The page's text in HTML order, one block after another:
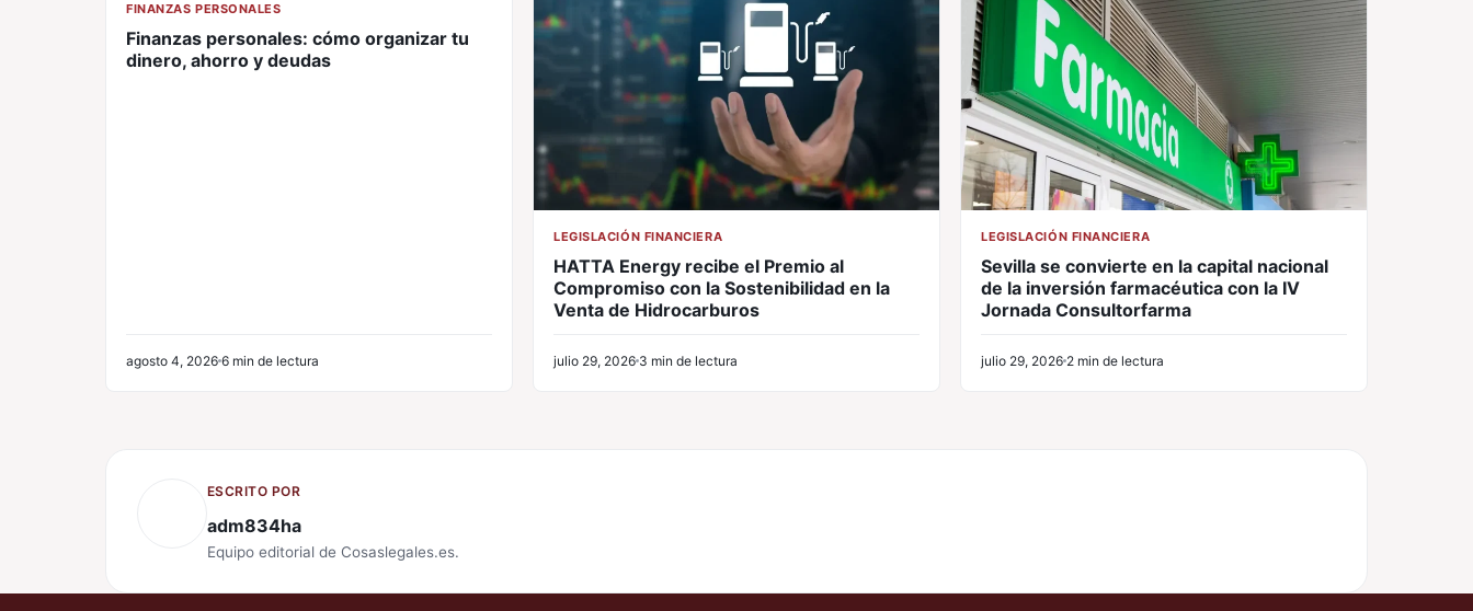
FINANZAS PERSONALES
Finanzas personales: cómo organizar tu
dinero, ahorro y deudas
agosto 4, 2026 6 min de lectura
LEGISLACIÓN FINANCIERA
HATTA Energy recibe el Premio al
Compromiso con la Sostenibilidad en la
Venta de Hidrocarburos
julio 29, 2026 3 min de lectura
LEGISLACIÓN FINANCIERA
Sevilla se convierte en la capital nacional
de la inversión farmacéutica con la IV
Jornada Consultorfarma
julio 29, 2026 2 min de lectura
ESCRITO POR
adm834ha
Equipo editorial de Cosaslegales.es.